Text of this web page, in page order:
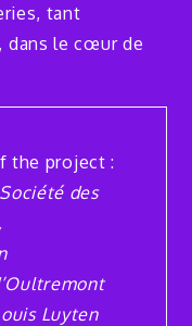
tant
dans le cœur de
the project :
des
Luyten